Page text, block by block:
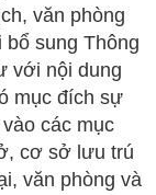
văn phòng
sung Thông
với nội dung
mục đích sự
các mục
cơ sở lưu trú
văn phòng và